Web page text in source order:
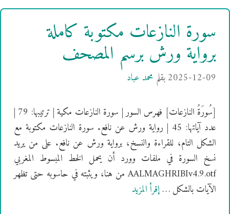
سورة النازعات مكتوبة كاملة
برواية ورش برسم المصحف
2025-12-09بقلم محمد عباد
[سُورَةُ النازعات] فهرس السور | سورة النازعات مكية | ترتيبها: 79 |
عدد آياتها: 45 | رواية ورش عن نافع. سورة النازعات مكتوبة مع
الشكل التام، للقراءة والنسخ، برواية ورش عن نافع. على من يريد
نسخ السورة في ملفات وورد أن يحمل الخط المبسوط المغربي
AALMAGHRIBIv4.9.otf من هنا، ويثبته في حاسوبه حتى تظهر
الآيات بالشكل …إقرأ المزيد